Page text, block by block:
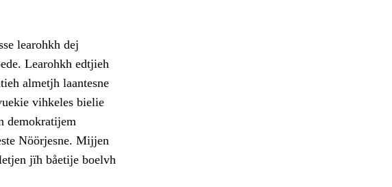
learohkh dej
Learohkh edtjieh
almetjh laantesne
vihkeles bielie
demokratijem
Nöörjesne. Mijjen
jïh båetije boelvh